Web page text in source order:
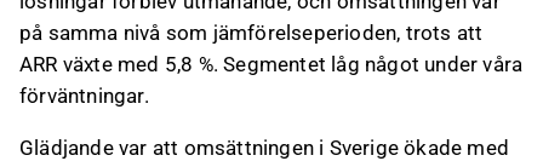
på samma nivå som jämförelseperioden, trots att
ARR växte med 5,8 %. Segmentet låg något under våra
förväntningar.
Glädjande var att omsättningen i Sverige ökade med